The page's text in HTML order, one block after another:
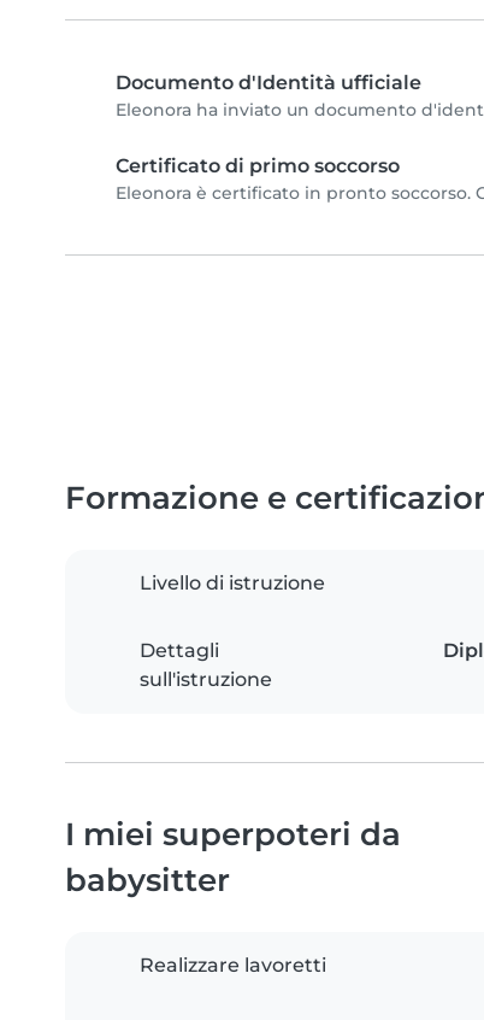
Documento d'Identità ufficiale
Eleonora ha inviato un documento
Certificato di primo soccorso
Eleonora è certificato in pronto
Formazione e
Livello di istruzione
Dettagli
sull'istruzione
I miei superpoteri da
babysitter
Realizzare lavoretti